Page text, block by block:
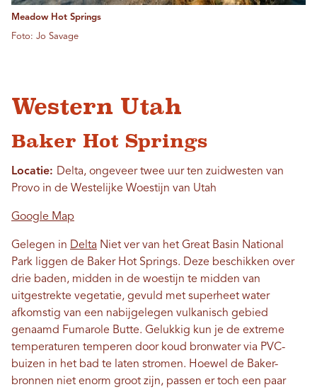
Meadow Hot Springs
Foto: Jo Savage
Western Utah
Baker Hot Springs
Locatie: Delta, ongeveer twee uur ten zuidwesten van
Provo in de Westelijke Woestijn van Utah
Google Map
Gelegen in Delta Niet ver van het Great Basin National
Park liggen de Baker Hot Springs. Deze beschikken over
drie baden, midden in de woestijn te midden van
uitgestrekte vegetatie, gevuld met superheet water
afkomstig van een nabijgelegen vulkanisch gebied
genaamd Fumarole Butte. Gelukkig kun je de extreme
temperaturen temperen door koud bronwater via PVC-
buizen in het bad te laten stromen. Hoewel de Baker-
bronnen niet enorm groot zijn, passen er toch een paar